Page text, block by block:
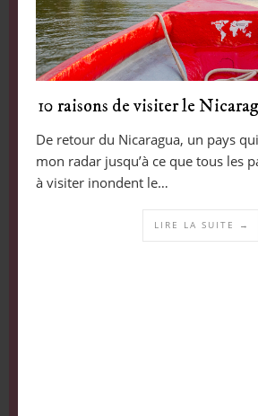
10 raisons de visiter le
De retour du Nicaragua, un pays
mon radar jusqu’à ce que tous les
à visiter inondent le…
LIRE LA SUITE →